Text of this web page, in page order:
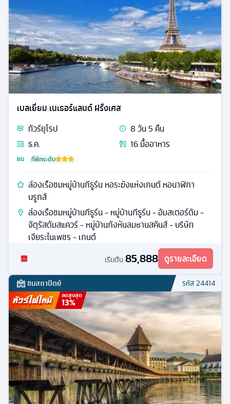
เบลเยี่ยม เนเธอร์แลนด์ ฝรั่งเศส
ทัวร์ยุโรป 8วัน5 คืน
ธ.ค.
16มื้ออาหาร
ที่พักระดับ
ล่องเรือชมหมู่บ้านกีธูร์น หอระฆังแห่งเกนต์ หอนาฬิกา
บรูกส์
ล่องเรือชมหมู่บ้านกีธูร์น - หมู่บ้านกีธูร์น - อัมสเตอร์ดัม -
จัตุรัสดัมสแควร์ - หมู่บ้านกังหันลมซานสคันส์ - บริษัท
เจียระไนเพชร - เกนต์
เริ่มต้น 85,888 ดูรายละเอียด
ชมสถาปัตย์ รหัส24414
ลดสูงสุด
13%